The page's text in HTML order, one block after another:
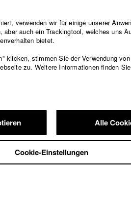
n o p q r s t u v w x y z
verwenden wir für einige unserer
auch ein Trackingtool, welches uns
bietet.
klicken, stimmen Sie der Verwendung
zu. Weitere Informationen finden
Alle
Cookie-Einstellungen